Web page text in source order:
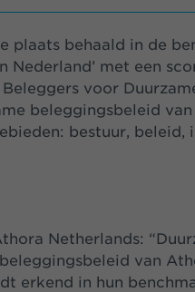
plaats behaald in de
Nederland’ met een
Beleggers voor
beleggingsbeleid
bieden: bestuur, beleid,
Netherlands:
van
erkend in hun